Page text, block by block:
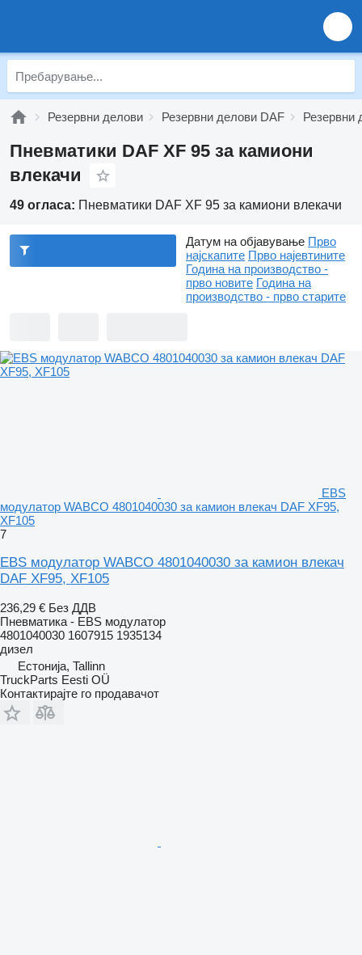
Резервни делови Резервни делови DAF Резервни
Пневматики DAF XF 95 за камиони
влекачи
49 огласа: Пневматики DAF XF 95 за камиони влекачи
Датум на објавување Прво
најскапите Прво најевтините
Година на производство -
прво новите Година на
производство - прво старите
EBS
модулатор WABCO 4801040030 за камион влекач DAF XF95,
XF105
7
EBS модулатор WABCO 4801040030 за камион влекач
DAF XF95, XF105
236,29 € Без ДДВ
Пневматика - EBS модулатор
4801040030 1607915 1935134
дизел
Естонија, Tallinn
TruckParts Eesti OÜ
Контактирајте го продавачот